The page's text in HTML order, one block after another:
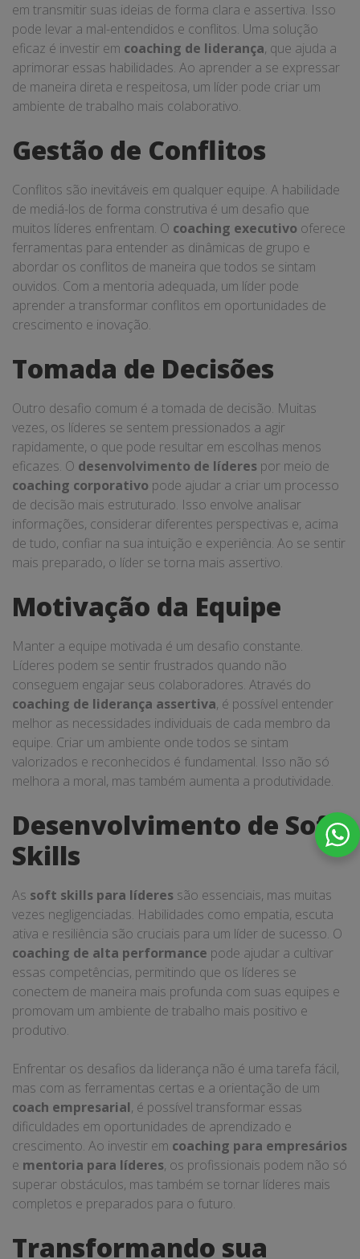
em transmitir suas ideias de forma clara e assertiva. Isso
pode levar a mal-entendidos e conflitos. Uma solução
eficaz é investir em coaching de liderança, que ajuda a
aprimorar essas habilidades. Ao aprender a se expressar
de maneira direta e respeitosa, um líder pode criar um
ambiente de trabalho mais colaborativo.
Gestão de Conflitos
Conflitos são inevitáveis em qualquer equipe. A habilidade
de mediá-los de forma construtiva é um desafio que
muitos líderes enfrentam. O coaching executivo oferece
ferramentas para entender as dinâmicas de grupo e
abordar os conflitos de maneira que todos se sintam
ouvidos. Com a mentoria adequada, um líder pode
aprender a transformar conflitos em oportunidades de
crescimento e inovação.
Tomada de Decisões
Outro desafio comum é a tomada de decisão. Muitas
vezes, os líderes se sentem pressionados a agir
rapidamente, o que pode resultar em escolhas menos
eficazes. O desenvolvimento de líderes por meio de
coaching corporativo pode ajudar a criar um processo
de decisão mais estruturado. Isso envolve analisar
informações, considerar diferentes perspectivas e, acima
de tudo, confiar na sua intuição e experiência. Ao se sentir
mais preparado, o líder se torna mais assertivo.
Motivação da Equipe
Manter a equipe motivada é um desafio constante.
Líderes podem se sentir frustrados quando não
conseguem engajar seus colaboradores. Através do
coaching de liderança assertiva, é possível entender
melhor as necessidades individuais de cada membro da
equipe. Criar um ambiente onde todos se sintam
valorizados e reconhecidos é fundamental. Isso não só
melhora a moral, mas também aumenta a produtividade.
Desenvolvimento de Soft
Skills
As soft skills para líderes são essenciais, mas muitas
vezes negligenciadas. Habilidades como empatia, escuta
ativa e resiliência são cruciais para um líder de sucesso. O
coaching de alta performance pode ajudar a cultivar
essas competências, permitindo que os líderes se
conectem de maneira mais profunda com suas equipes e
promovam um ambiente de trabalho mais positivo e
produtivo.
Enfrentar os desafios da liderança não é uma tarefa fácil,
mas com as ferramentas certas e a orientação de um
coach empresarial, é possível transformar essas
dificuldades em oportunidades de aprendizado e
crescimento. Ao investir em coaching para empresários
e mentoria para líderes, os profissionais podem não só
superar obstáculos, mas também se tornar líderes mais
completos e preparados para o futuro.
Transformando sua